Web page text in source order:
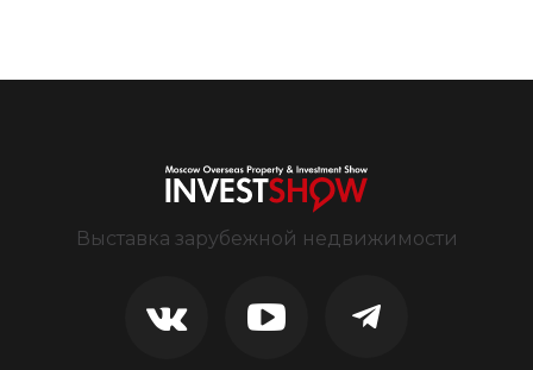
Выставка зарубежной недвижимости